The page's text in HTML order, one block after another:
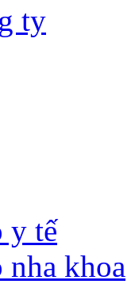
ty
y tế
khoa